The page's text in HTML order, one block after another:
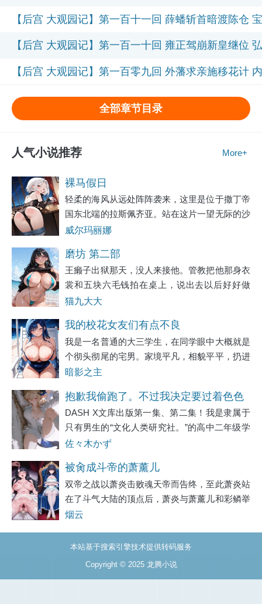
【后宫 大观园记】第一百十一回 薛蟠斩首暗渡陈仓
【后宫 大观园记】第一百一十回 雍正驾崩新皇继位
【后宫 大观园记】第一百零九回 外藩求亲施移花计
全部章节目录
人气小说推荐 More+
裸马假日
轻柔的海风从远处阵阵袭来，这里是位于撒丁帝
国东北端的拉斯佩齐亚。站在这片一望无际的沙
滩上，感受到的不仅是灼眼的阳光，还有扑面而
的沙滩，每一次都让新的沙粒覆盖其上，随后又
威尔玛丽娜
磨坊 第二部
王癞子出狱那天，没人来接他。管教把他那身衣
裳和五块六毛钱拍在桌上，说出去以后好好做
人，别再回来了。王癞子把钱揣进裤兜，把铺盖
口抽烟，看他出来，把烟屁股往地上一捻：“瘸
子，出去了
猫九大大
我的校花女友们有点不良
我是一名普通的大三学生，在同学眼中大概就是
个彻头彻尾的宅男。家境平凡，相貌平平，扔进
人堆里就找不出来的那种。从小到大的成长轨迹
尔和为数不多的朋友打打游戏。青春期的荷尔
暗影之主
抱歉我偷跑了。不过我决定要过着色色
的生活。
DASH X文库出版第一集、第二集！我是隶属于
只有男生的“文化人类研究社。”的高中二年级学
生。美少女转学生？来栖美亚加入了这样的社
当然都对来栖神魂颠倒，拼命地想要接近她。我
佐々木かず
被肏成斗帝的萧薰儿
双帝之战以萧炎击败魂天帝而告终，至此萧炎站
在了斗气大陆的顶点后，萧炎与萧薰儿和彩鳞举
办了一场异常盛大的婚礼，在无数人的见证下，
神。只不过由于斗帝斗圣的体质相差太大，萧炎
烟云
本站基于搜索引擎技术提供转码服务
Copyright © 2025 龙腾小说